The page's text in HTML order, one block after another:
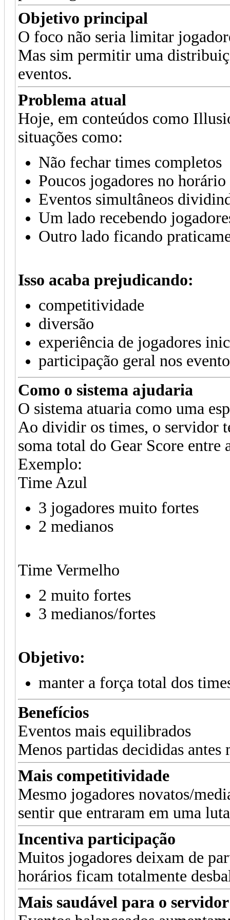
Objetivo principal
O foco não seria limitar
Mas sim permitir uma
eventos.
Problema atual
Hoje, em conteúdos como
situações como:
Não fechar times completos
Poucos jogadores no horário
Eventos simultâneos
Um lado recebendo
Outro lado ficando
Isso acaba prejudicando:
competitividade
diversão
experiência de jogadores
participação geral nos
Como o sistema ajudaria
O sistema atuaria como uma
Ao dividir os times, o servidor
soma total do Gear Score entre
Exemplo:
Time Azul
3 jogadores muito fortes
2 medianos
Time Vermelho
2 muito fortes
3 medianos/fortes
Objetivo:
manter a força total dos
Benefícios
Eventos mais equilibrados
Menos partidas decididas antes
Mais competitividade
Mesmo jogadores novatos/
sentir que entraram em uma
Incentiva participação
Muitos jogadores deixam de
horários ficam totalmente
Mais saudável para o servidor